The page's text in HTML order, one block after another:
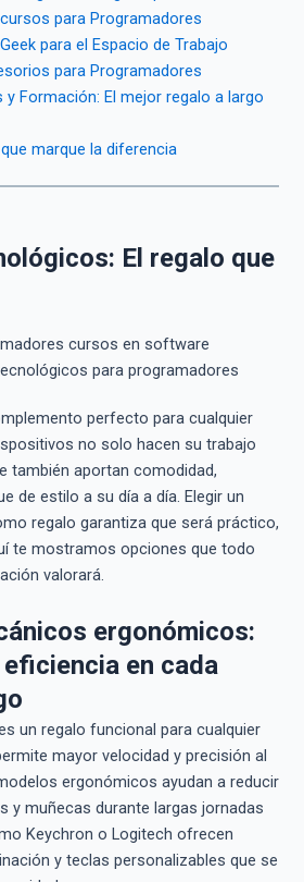
para Programadores
para el Espacio de Trabajo
para Programadores
y Formación: El mejor regalo a largo
marque la diferencia
El regalo que
perfecto para cualquier
no solo hacen su trabajo
también aportan comodidad,
de estilo a su día a día. Elegir un
regalo garantiza que será práctico,
te mostramos opciones que todo
valorará.
ergonómicos:
en cada
un regalo funcional para cualquier
mayor velocidad y precisión al
ergonómicos ayudan a reducir
y muñecas durante largas jornadas
Keychron o Logitech ofrecen
y teclas personalizables que se